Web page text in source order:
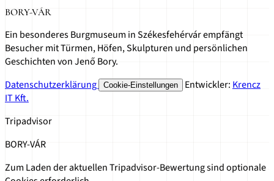
BORY-VÁR
Ein besonderes Burgmuseum in Székesfehérvár empfängt
Besucher mit Türmen, Höfen, Skulpturen und persönlichen
Geschichten von Jenő Bory.
Datenschutzerklärung
Cookie-Einstellungen Entwickler: Krencz
IT Kft.
Tripadvisor
BORY-VÁR
Zum Laden der aktuellen Tripadvisor-Bewertung sind optionale